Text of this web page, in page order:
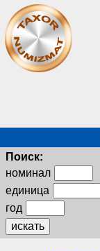
Поиск:
номинал
единица
год
искать